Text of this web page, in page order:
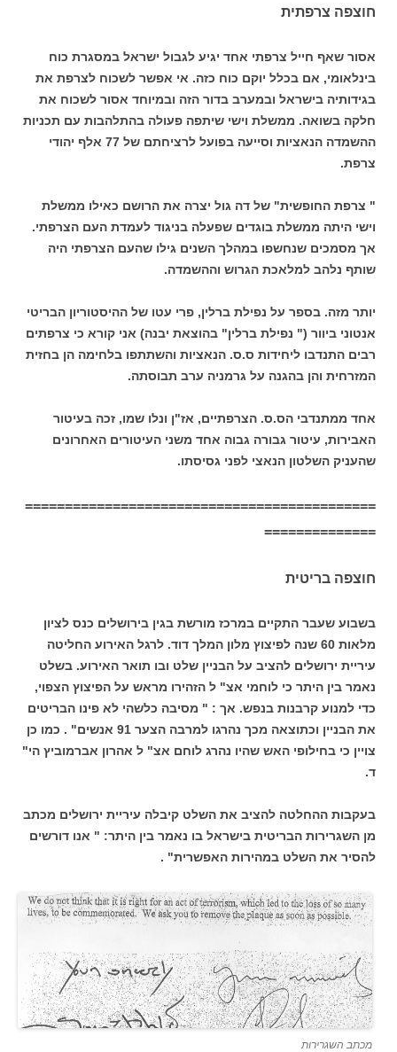
חוצפה צרפתית
אסור שאף חייל צרפתי אחד יגיע לגבול ישראל במסגרת כוח
בינלאומי, אם בכלל יוקם כוח כזה. אי אפשר לשכוח לצרפת את
בגידותיה בישראל ובמערב בדור הזה ובמיוחד אסור לשכוח את
חלקה בשואה. ממשלת וישי שיתפה פעולה בהתלהבות עם תכניות
ההשמדה הנאציות וסייעה בפועל לרציחתם של 77 אלף יהודי
צרפת.
" צרפת החופשית" של דה גול יצרה את הרושם כאילו ממשלת
וישי היתה ממשלת בוגדים שפעלה בניגוד לעמדת העם הצרפתי.
אך מסמכים שנחשפו במהלך השנים גילו שהעם הצרפתי היה
שותף נלהב למלאכת הגרוש וההשמדה.
יותר מזה. בספר על נפילת ברלין, פרי עטו של ההיסטוריון הבריטי
אנטוני ביוור (" נפילת ברלין" בהוצאת יבנה) אני קורא כי צרפתים
רבים התנדבו ליחידות ס.ס. הנאציות והשתתפו בלחימה הן בחזית
המזרחית והן בהגנה על גרמניה ערב תבוסתה.
אחד ממתנדבי הס.ס. הצרפתיים, אז"ן ונלו שמו, זכה בעיטור
האבירות, עיטור גבורה גבוה אחד משני העיטורים האחרונים
שהעניק השלטון הנאצי לפני גסיסתו.
============================================
==============
חוצפה בריטית
בשבוע שעבר התקיים במרכז מורשת בגין בירושלים כנס לציון
מלאות 60 שנה לפיצוץ מלון המלך דוד. לרגל האירוע החליטה
עיריית ירושלים להציב על הבניין שלט ובו תואר האירוע. בשלט
נאמר בין היתר כי לוחמי אצ" ל הזהירו מראש על הפיצוץ הצפוי,
כדי למנוע קרבנות בנפש. אך : " מסיבה כלשהי לא פינו הבריטים
את הבניין וכתוצאה מכך נהרגו למרבה הצער 91 אנשים" . כמו כן
צויין כי בחילופי האש שהיו נהרג לוחם אצ" ל אהרון אברמוביץ הי"
ד.
בעקבות ההחלטה להציב את השלט קיבלה עיריית ירושלים מכתב
מן השגרירות הבריטית בישראל בו נאמר בין היתר: " אנו דורשים
להסיר את השלט במהירות האפשרית" .
מכתב השגרירות